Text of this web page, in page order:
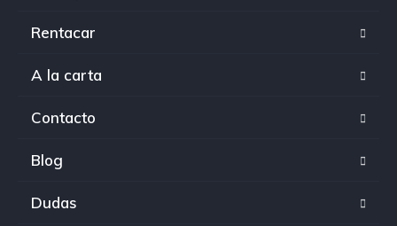
Rentacar
A la carta
Contacto
Blog
Dudas